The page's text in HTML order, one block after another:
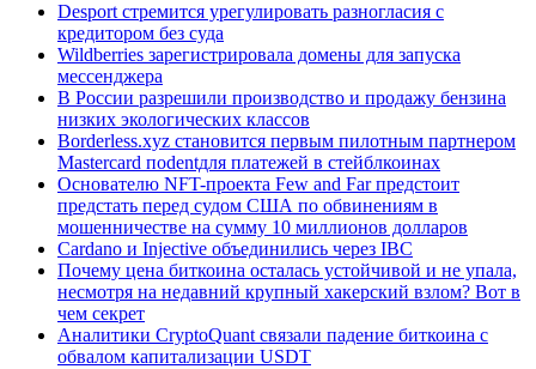
Desport стремится урегулировать разногласия с
кредитором без суда
Wildberries зарегистрировала домены для запуска
мессенджера
В России разрешили производство и продажу бензина
низких экологических классов
Borderless.xyz становится первым пилотным партнером
Mastercard поdentдля платежей в стейблкоинах
Основателю NFT-проекта Few and Far предстоит
предстать перед судом США по обвинениям в
мошенничестве на сумму 10 миллионов долларов
Cardano и Injective объединились через IBC
Почему цена биткоина осталась устойчивой и не упала,
несмотря на недавний крупный хакерский взлом? Вот в
чем секрет
Аналитики CryptoQuant связали падение биткоина с
обвалом капитализации USDT